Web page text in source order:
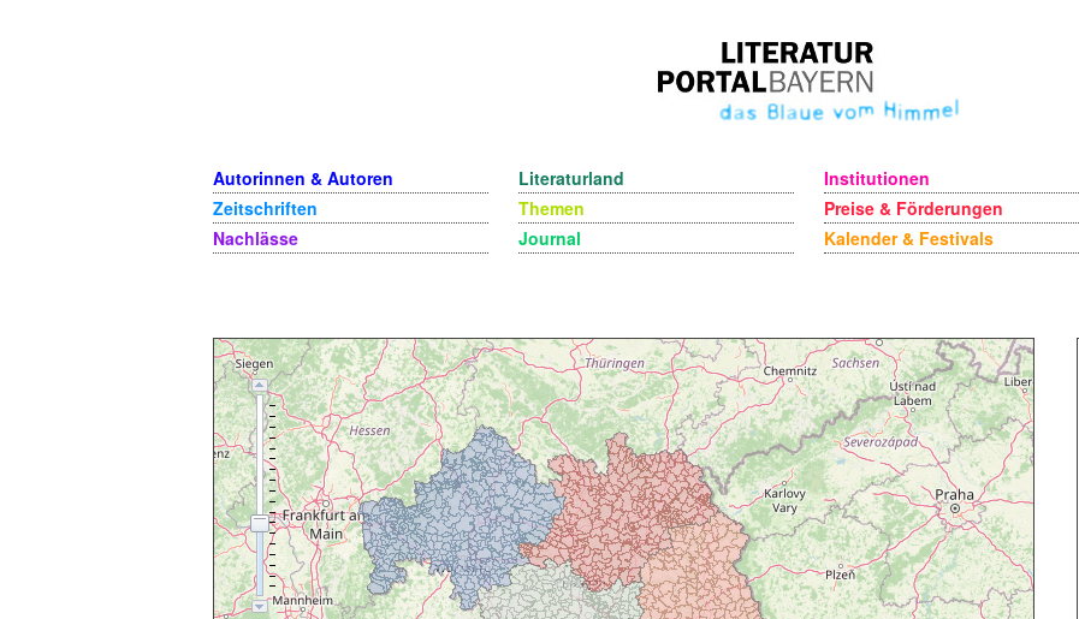
Autorinnen & Autoren
Zeitschriften
Nachlässe
Literaturland
Themen
Journal
Institutionen
Preise & Förderungen
Kalender & Festivals